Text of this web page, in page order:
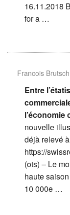
16.11.2018
for a …
Francois Brutsch
Entre
l’économie
nouvelle
déjà relevé
https://
(ots) – Le
haute
10 000e …